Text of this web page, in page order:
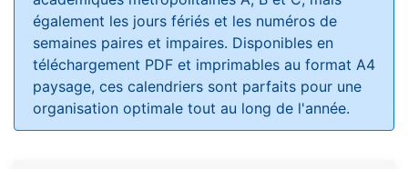
également les jours fériés et les numéros de
semaines paires et impaires. Disponibles en
téléchargement PDF et imprimables au format A4
paysage, ces calendriers sont parfaits pour une
organisation optimale tout au long de l'année.